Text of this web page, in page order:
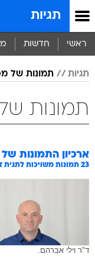
תגיות
ראשי חדשות
תגיות תמונות של
תמונות
ארכיון התמונות של
23 תמונות משויכות לתגית זו
ד"ר וילי אברהם.